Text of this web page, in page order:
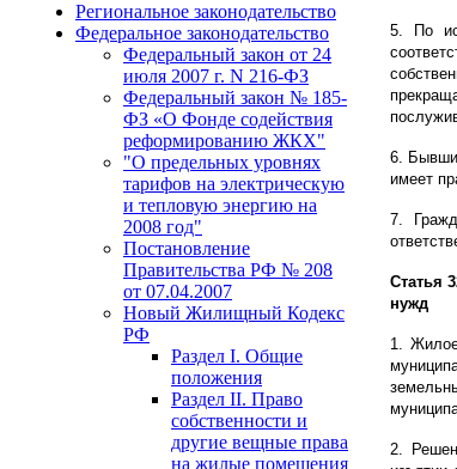
Региональное законодательство
Федеральное законодательство
Федеральный закон от 24
июля 2007 г. N 216-ФЗ
Федеральный закон № 185-
ФЗ «О Фонде содействия
реформированию ЖКХ"
"О предельных уровнях
тарифов на электрическую
и тепловую энергию на
2008 год"
Постановление
Правительства РФ № 208
от 07.04.2007
Новый Жилищный Кодекс
РФ
Раздел I. Общие
положения
Раздел II. Право
собственности и
другие вещные права
на жилые помещения
5. По
6.
имеет
7.
Статья
нужд
1.
2.